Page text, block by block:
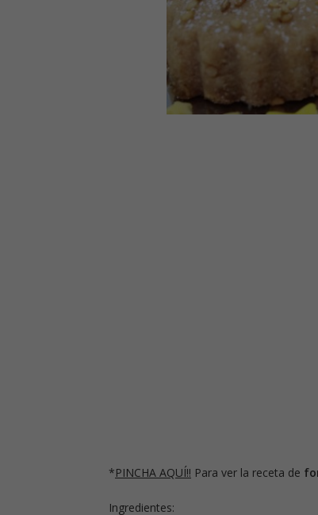
*PINCHA AQUÍ!! Para ver la receta de
Ingredientes: